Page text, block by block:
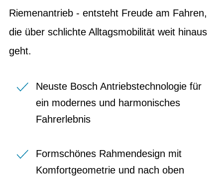
Riemenantrieb - entsteht Freude am Fahren,
die über schlichte Alltagsmobilität weit hinaus
geht.
Neuste Bosch Antriebstechnologie für
ein modernes und harmonisches
Fahrerlebnis
Formschönes Rahmendesign mit
Komfortgeometrie und nach oben